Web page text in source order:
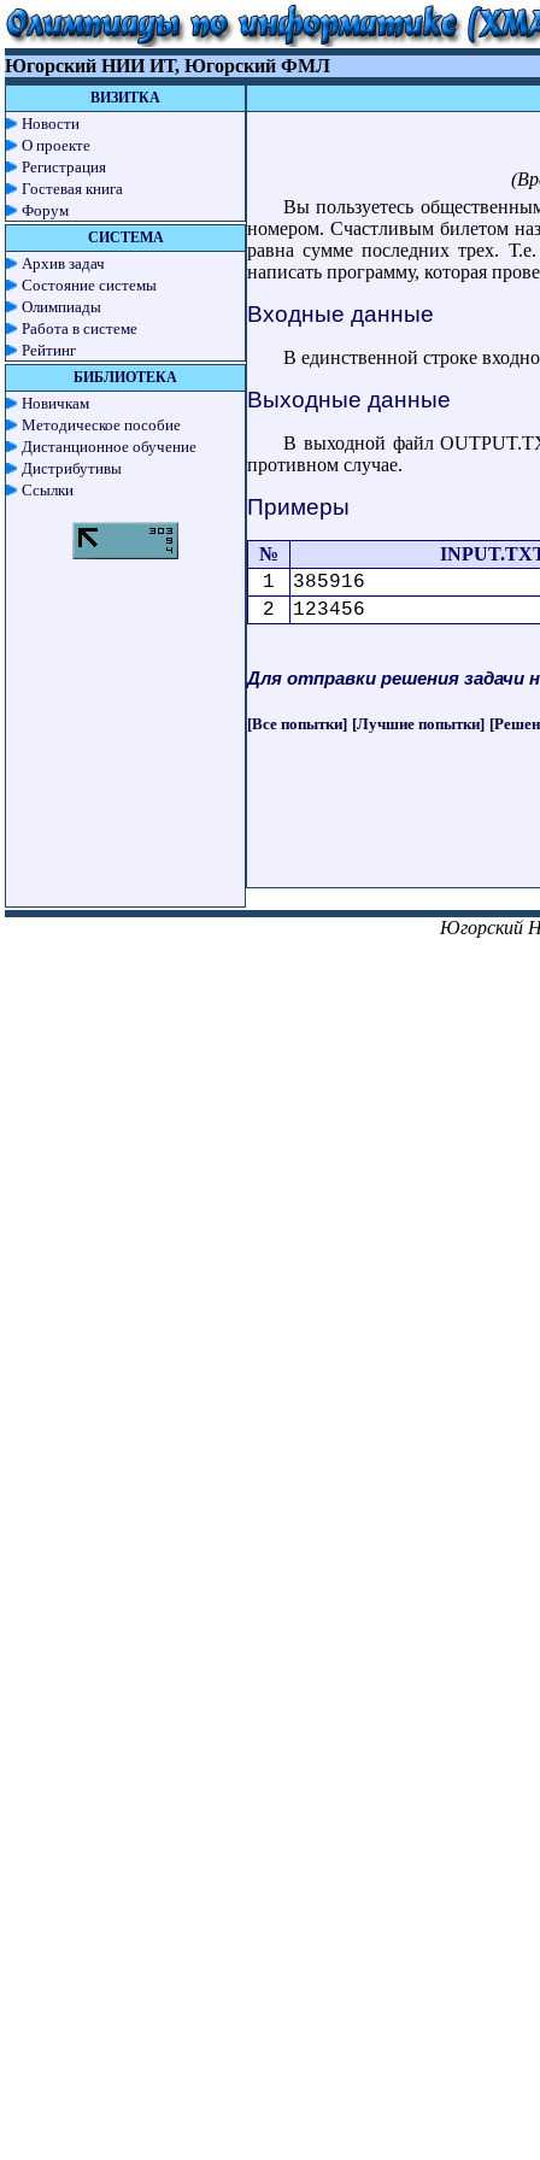
Югорский НИИ ИТ, Югорский ФМЛ
ВИЗИТКА
Новости
О проекте
Регистрация
Гостевая книга
Форум
СИСТЕМА
Архив задач
Состояние системы
Олимпиады
Работа в системе
Рейтинг
БИБЛИОТЕКА
Новичкам
Методическое пособие
Дистанционное обучение
Дистрибутивы
Ссылки
Вы пользуетесь
номером. Счастливым билетом
равна сумме последних трех.
написать программу, которая
Входные данные
В единственной строке
Выходные данные
В выходной файл
противном случае.
Примеры
№
1
385916
2
123456
Для отправки решения задачи
[Все попытки] [Лучшие попытки]
Югорский